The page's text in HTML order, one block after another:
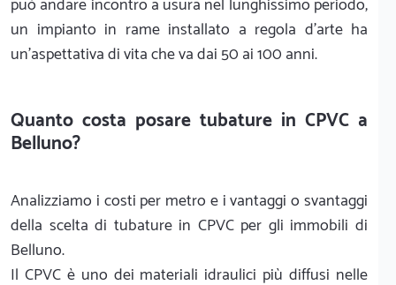
un impianto in rame installato a regola d'arte ha
un'aspettativa di vita che va dai 50 ai 100 anni.
Quanto costa posare tubature in CPVC a
Belluno?
Analizziamo i costi per metro e i vantaggi o svantaggi
della scelta di tubature in CPVC per gli immobili di
Belluno.
Il CPVC è uno dei materiali idraulici più diffusi nelle